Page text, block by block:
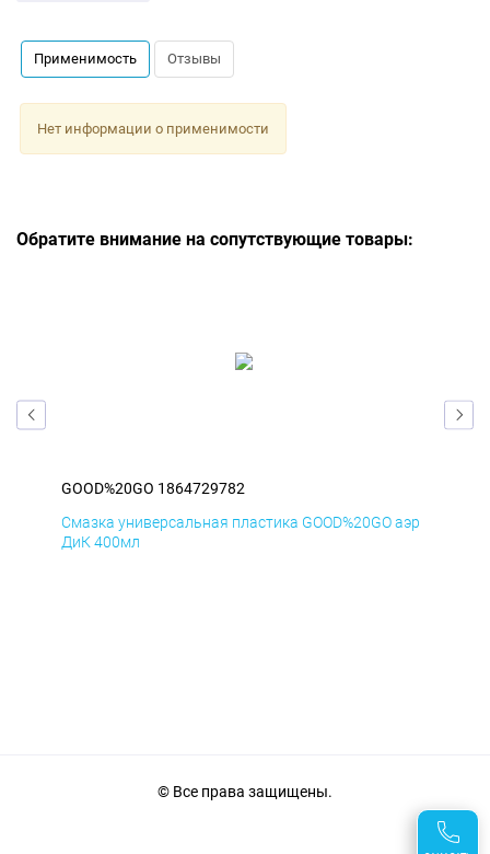
Применимость Отзывы
Нет информации о применимости
Обратите внимание на сопутствующие товары:
GOOD%20GO 1864729782
Смазка универсальная пластика GOOD%20GO аэр
ДиК 400мл
© Все права защищены.